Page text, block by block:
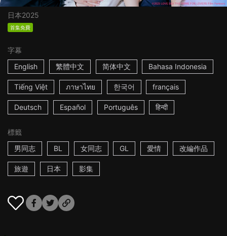
日本2025
首集免費
字幕
English
繁體中文 简体中文 Bahasa Indonesia
Tiếng Việt ภาษาไทย 한국어 français
Deutsch Español Português हिन्दी
標籤
男同志
BL 女同志 GL 愛情 改編作品
旅遊 日本 影集